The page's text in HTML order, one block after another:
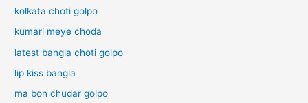
kolkata choti golpo
kumari meye choda
latest bangla choti golpo
lip kiss bangla
ma bon chudar golpo